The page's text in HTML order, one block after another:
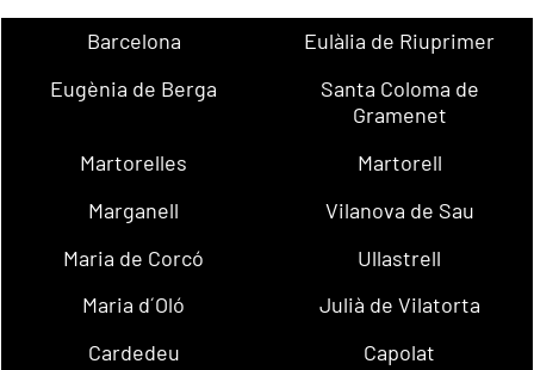
Barcelona
Eulàlia de Riuprimer
Eugènia de Berga
Santa Coloma de
Gramenet
Martorelles
Martorell
Marganell
Vilanova de Sau
Maria de Corcó
Ullastrell
Maria d´Oló
Julià de Vilatorta
Cardedeu
Capolat